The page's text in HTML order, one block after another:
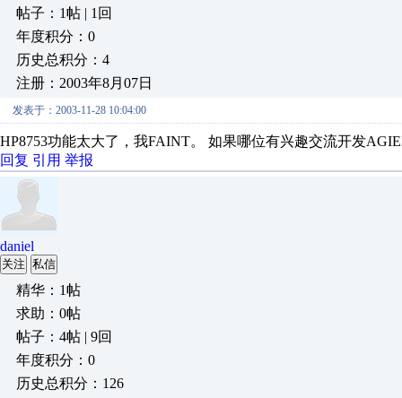
帖子：1帖 | 1回
年度积分：0
历史总积分：4
注册：2003年8月07日
发表于：2003-11-28 10:04:00
HP8753功能太大了，我FAINT。 如果哪位有兴趣交流开发
回复 引用 举报
daniel
关注 私信
精华：1帖
求助：0帖
帖子：4帖 | 9回
年度积分：0
历史总积分：126